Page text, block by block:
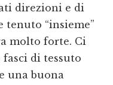
direzioni e di
tenuto “insieme”
molto forte. Ci
di tessuto
una buona